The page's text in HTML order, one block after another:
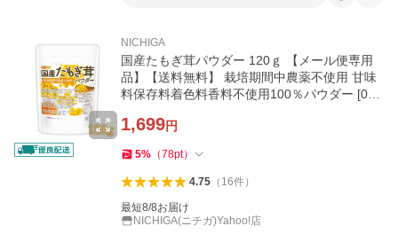
NICHIGA
国産たもぎ茸パウダー 120ｇ 【メール便専用
品】【送料無料】 栽培期間中農薬不使用 甘味
料保存料着色料香料不使用100％パウダー [04]
1,699円
5% （78pt）
4.75（ 16件）
最短8/8お届け
NICHIGA(ニチガ)Yahoo!店